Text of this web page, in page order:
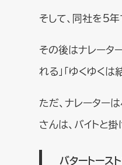
そして、同社を5年
その後はナレータ
れる」「ゆくゆく
ただ、ナレーター
さんは、バイトと
バタートース